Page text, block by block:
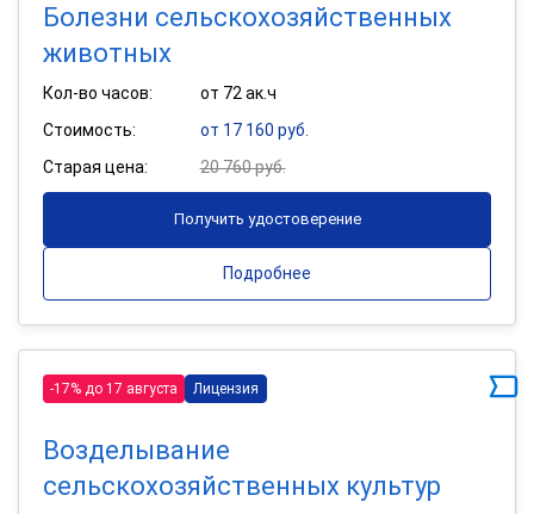
Болезни сельскохозяйственных
животных
Кол-во часов:
от 72 ак.ч
Стоимость:
от 17 160 руб.
Старая цена:
20 760 руб.
Получить удостоверение
Подробнее
-17% до 17 августа Лицензия
Возделывание
сельскохозяйственных культур